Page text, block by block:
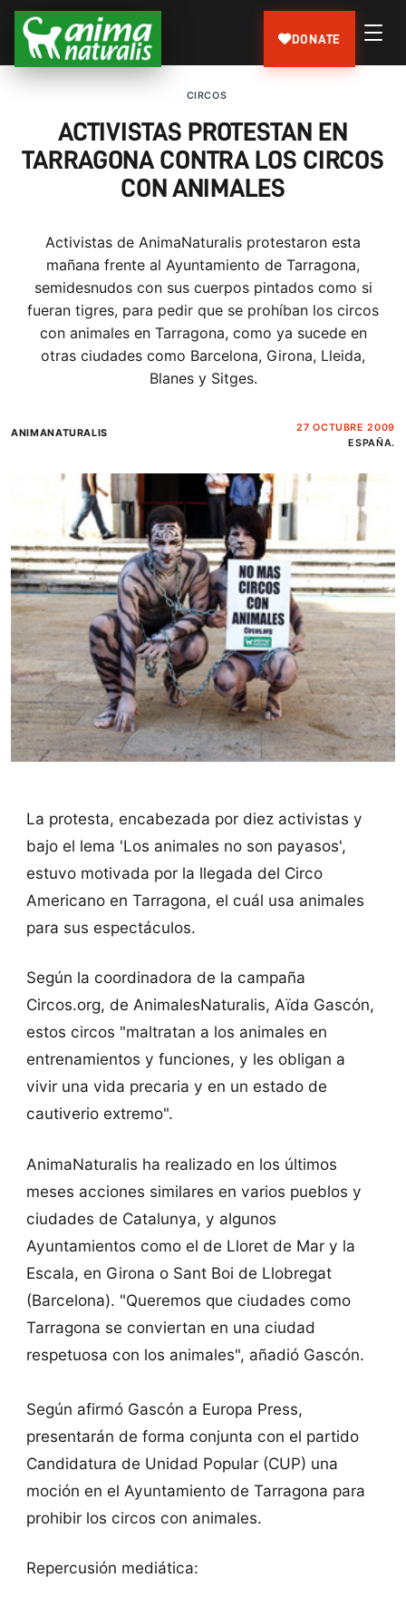
DONATE
CIRCOS
ACTIVISTAS PROTESTAN EN
TARRAGONA CONTRA LOS CIRCOS
CON ANIMALES
Activistas de AnimaNaturalis protestaron esta
mañana frente al Ayuntamiento de Tarragona,
semidesnudos con sus cuerpos pintados como si
fueran tigres, para pedir que se prohíban los circos
con animales en Tarragona, como ya sucede en
otras ciudades como Barcelona, Girona, Lleida,
Blanes y Sitges.
ANIMANATURALIS
27 OCTUBRE 2009
ESPAÑA.
La protesta, encabezada por diez activistas y
bajo el lema 'Los animales no son payasos',
estuvo motivada por la llegada del Circo
Americano en Tarragona, el cuál usa animales
para sus espectáculos.
Según la coordinadora de la campaña
Circos.org, de AnimalesNaturalis, Aïda Gascón,
estos circos "maltratan a los animales en
entrenamientos y funciones, y les obligan a
vivir una vida precaria y en un estado de
cautiverio extremo".
AnimaNaturalis ha realizado en los últimos
meses acciones similares en varios pueblos y
ciudades de Catalunya, y algunos
Ayuntamientos como el de Lloret de Mar y la
Escala, en Girona o Sant Boi de Llobregat
(Barcelona). "Queremos que ciudades como
Tarragona se conviertan en una ciudad
respetuosa con los animales", añadió Gascón.
Según afirmó Gascón a Europa Press,
presentarán de forma conjunta con el partido
Candidatura de Unidad Popular (CUP) una
moción en el Ayuntamiento de Tarragona para
prohibir los circos con animales.
Repercusión mediática: